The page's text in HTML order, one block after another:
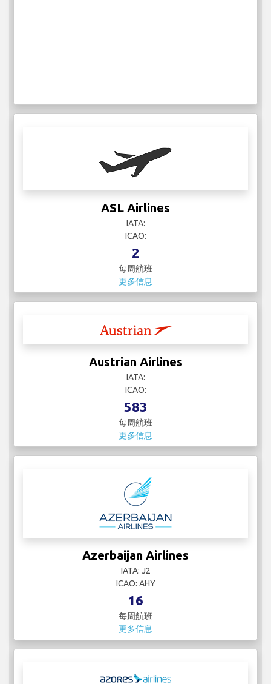
ASL Airlines
IATA:
ICAO:
2
每周航班
更多信息
Austrian Airlines
IATA:
ICAO:
583
每周航班
更多信息
Azerbaijan Airlines
IATA: J2
ICAO: AHY
16
每周航班
更多信息